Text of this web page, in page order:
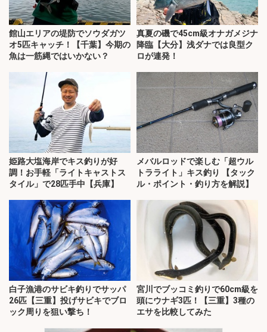
館山エリアの堤防でソウダガツ
オ5匹キャッチ！【千葉】今期の
魚は一筋縄ではいかない？
真夏の磯で45cm級オナガメジナ
降臨【大分】浅ダナでは良型ク
ロが連発！
姫路大塩海岸でキス釣りが好
調！お手軽「ライトキャストス
タイル」で28匹手中【兵庫】
メバルロッドで楽しむ「超ウル
トラライト」キス釣り 【タック
ル・ポイント・釣り方を解説】
白子漁港のサビキ釣りでサッパ
26匹【三重】投げサビキでブロ
ック周りを狙い撃ち！
宮川でブッコミ釣りで60cm級を
頭にウナギ3匹！【三重】3種の
エサを比較してみた